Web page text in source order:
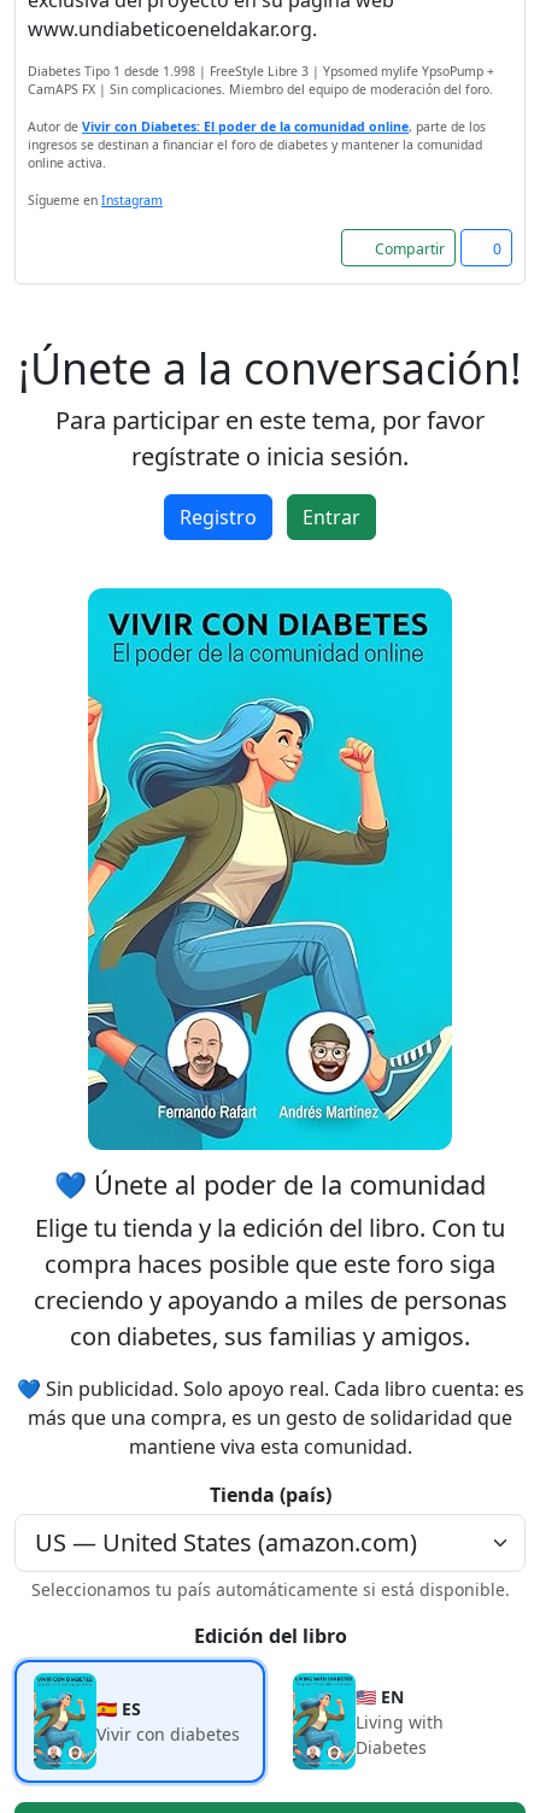
www.undiabeticoeneldakar.org.
Diabetes Tipo 1 desde 1.998 | FreeStyle Libre 3 | Ypsomed mylife YpsoPump +
CamAPS FX | Sin complicaciones. Miembro del equipo de moderación del foro.
Autor de Vivir con Diabetes: El poder de la comunidad online, parte de los
ingresos se destinan a financiar el foro de diabetes y mantener la comunidad
online activa.
Sígueme en Instagram
Compartir 0
¡Únete a la conversación!
Para participar en este tema, por favor
regístrate o inicia sesión.
Registro Entrar
💙 Únete al poder de la comunidad
Elige tu tienda y la edición del libro. Con tu
compra haces posible que este foro siga
creciendo y apoyando a miles de personas
con diabetes, sus familias y amigos.
💙 Sin publicidad. Solo apoyo real. Cada libro cuenta: es
más que una compra, es un gesto de solidaridad que
mantiene viva esta comunidad.
Tienda (país)
Seleccionamos tu país automáticamente si está disponible.
Edición del libro
🇪🇸 ES
Vivir con diabetes
🇺🇸 EN
Living with
Diabetes
El registro es
Los usuarios registrados
pueden participar en la
comunidad y navegar por el
Aceptar las cookies e ir al
registro